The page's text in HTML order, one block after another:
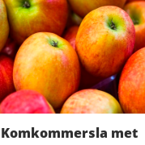
Komkommersla met